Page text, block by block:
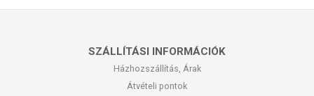
SZÁLLÍTÁSI INFORMÁCIÓK
Házhozszállítás, Árak
Átvételi pontok